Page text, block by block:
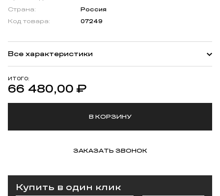
ИТОГО:
66 480,00 ₽
В КОРЗИНУ
ЗАКАЗАТЬ ЗВОНОК
Страна:
Россия
Код товара:
07249
Все характеристики
Купить в один клик